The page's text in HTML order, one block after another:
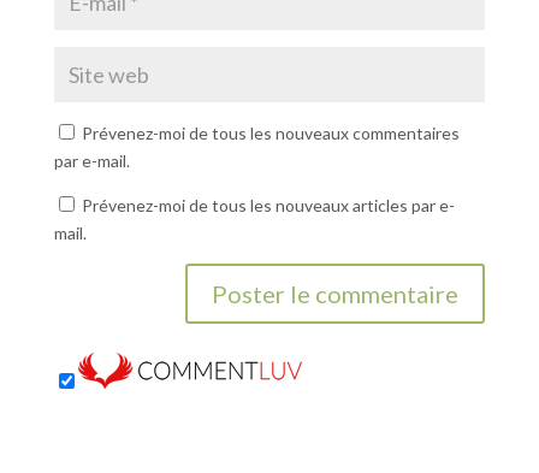
Prévenez-moi de tous les nouveaux commentaires
par e-mail.
Prévenez-moi de tous les nouveaux articles par e-
mail.